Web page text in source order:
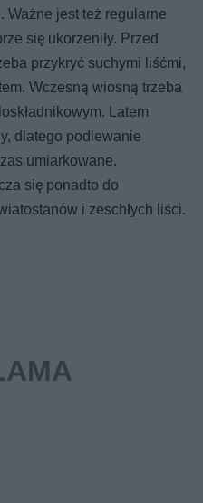
Ważne jest też regularne
się ukorzeniły. Przed
przykryć suchymi liśćmi,
Wczesną wiosną trzeba
Latem
dlatego podlewanie
umiarkowane.
się ponadto do
i zeschłych liści.